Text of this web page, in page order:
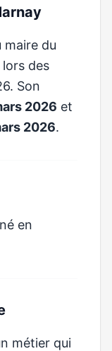
maire du
des
Son
2026 et
2026.
en
métier qui